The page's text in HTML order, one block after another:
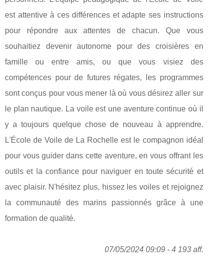
est attentive à ces différences et adapte ses instructions
pour répondre aux attentes de chacun. Que vous
souhaitiez devenir autonome pour des croisières en
famille ou entre amis, ou que vous visiez des
compétences pour de futures régates, les programmes
sont conçus pour vous mener là où vous désirez aller sur
le plan nautique. La voile est une aventure continue où il
y a toujours quelque chose de nouveau à apprendre.
L'École de Voile de La Rochelle est le compagnon idéal
pour vous guider dans cette aventure, en vous offrant les
outils et la confiance pour naviguer en toute sécurité et
avec plaisir. N'hésitez plus, hissez les voiles et rejoignez
la communauté des marins passionnés grâce à une
formation de qualité.
07/05/2024 09:09 - 4 193 aff.